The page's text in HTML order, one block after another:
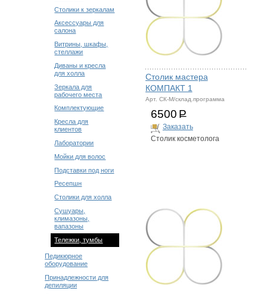
Столики к зеркалам
Аксессуары для
салона
Витрины, шкафы,
стеллажи
Диваны и кресла
для холла
Зеркала для
рабочего места
Комплектующие
Кресла для
клиентов
Лаборатории
Мойки для волос
Подставки под ноги
Ресепшн
Столики для холла
Сушуары,
климазоны,
вапазоны
Тележки, тумбы
Педикюрное
оборудование
Принадлежности для
депиляции
Столик мастера
КОМПАКТ 1
Арт. СК-М/склад.программа
6500 Р
Заказать
Столик косметолога